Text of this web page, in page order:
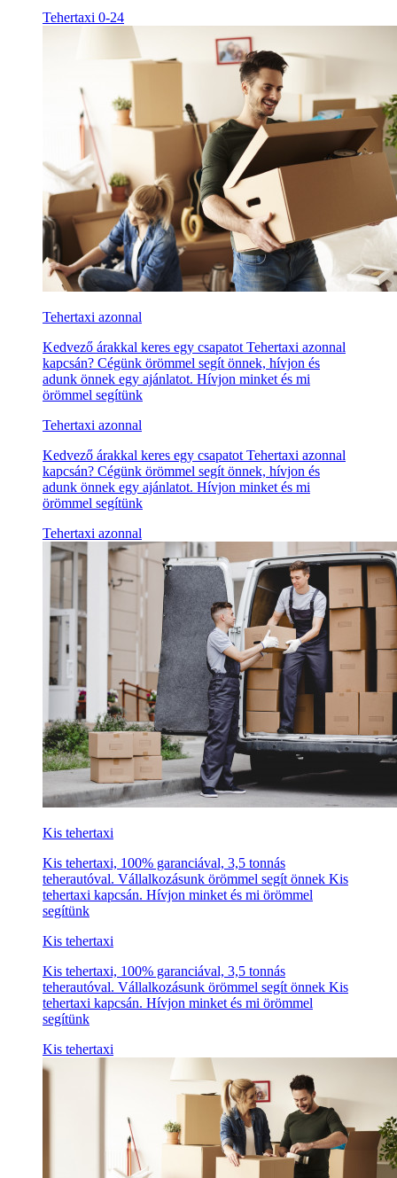
Tehertaxi 0-24
Tehertaxi azonnal
Kedvező árakkal keres egy csapatot Tehertaxi azonnal
kapcsán? Cégünk örömmel segít önnek, hívjon és
adunk önnek egy ajánlatot. Hívjon minket és mi
örömmel segítünk
Tehertaxi azonnal
Kedvező árakkal keres egy csapatot Tehertaxi azonnal
kapcsán? Cégünk örömmel segít önnek, hívjon és
adunk önnek egy ajánlatot. Hívjon minket és mi
örömmel segítünk
Tehertaxi azonnal
Kis tehertaxi
Kis tehertaxi, 100% garanciával, 3,5 tonnás
teherautóval. Vállalkozásunk örömmel segít önnek Kis
tehertaxi kapcsán. Hívjon minket és mi örömmel
segítünk
Kis tehertaxi
Kis tehertaxi, 100% garanciával, 3,5 tonnás
teherautóval. Vállalkozásunk örömmel segít önnek Kis
tehertaxi kapcsán. Hívjon minket és mi örömmel
segítünk
Kis tehertaxi